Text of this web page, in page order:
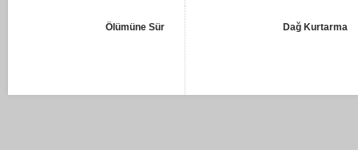
Ölümüne Sür Dağ Kurtarma